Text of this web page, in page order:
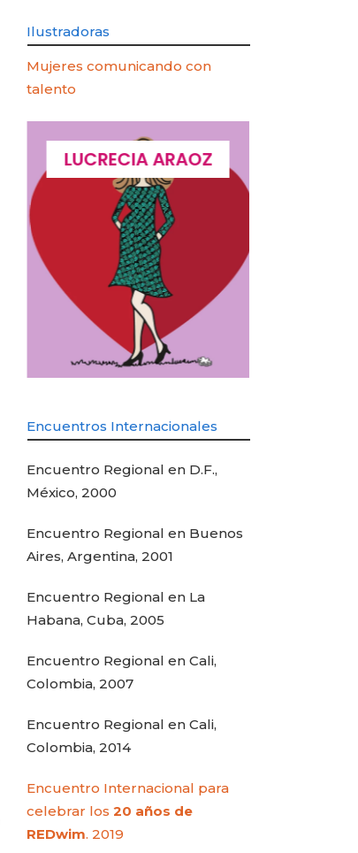
Ilustradoras
Mujeres comunicando con
talento
LUCRECIA ARAOZ
Encuentros Internacionales
Encuentro Regional en D.F.,
México, 2000
Encuentro Regional en Buenos
Aires, Argentina, 2001
Encuentro Regional en La
Habana, Cuba, 2005
Encuentro Regional en Cali,
Colombia, 2007
Encuentro Regional en Cali,
Colombia, 2014
Encuentro Internacional para
celebrar los20 años de
REDwim. 2019